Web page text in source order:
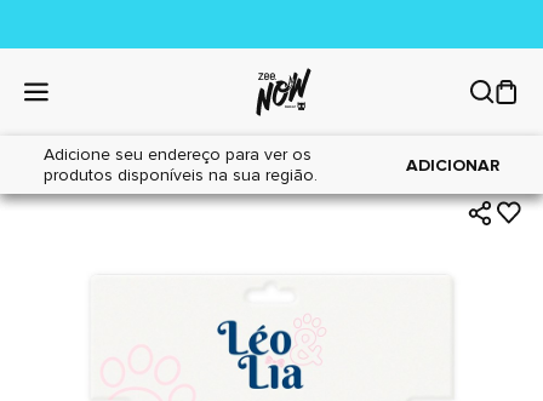
Adicione seu endereço para ver os
produtos disponíveis na sua região.
ADICIONAR
Home|Cães|Acessórios